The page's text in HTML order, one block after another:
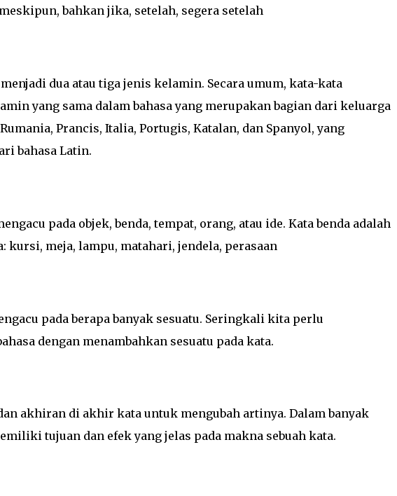
bahkan jika, setelah, segera setelah
dua atau tiga jenis kelamin. Secara umum, kata-kata
yang sama dalam bahasa yang merupakan bagian dari keluarga
Prancis, Italia, Portugis, Katalan, dan Spanyol, yang
bahasa Latin.
pada objek, benda, tempat, orang, atau ide. Kata benda adalah
kursi, meja, lampu, matahari, jendela, perasaan
pada berapa banyak sesuatu. Seringkali kita perlu
dengan menambahkan sesuatu pada kata.
akhiran di akhir kata untuk mengubah artinya. Dalam banyak
tujuan dan efek yang jelas pada makna sebuah kata.